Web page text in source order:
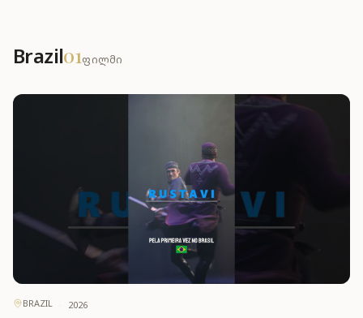
Brazil01ფილმი
BRAZIL · 2026